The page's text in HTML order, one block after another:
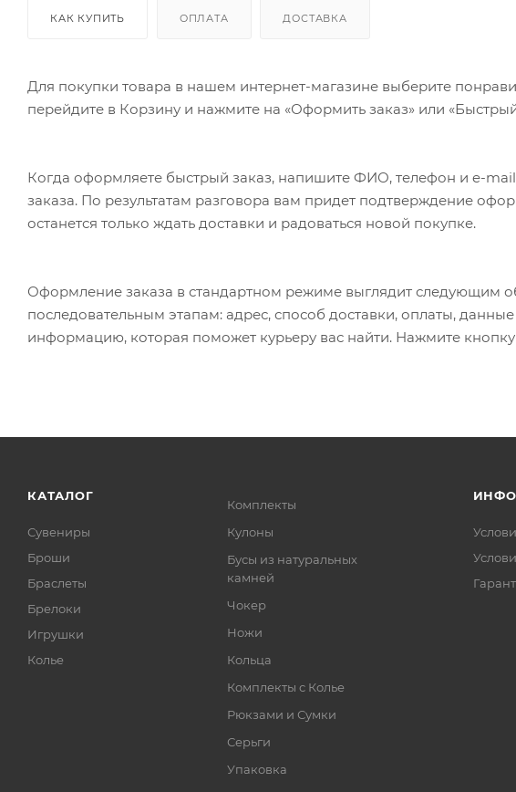
КАК КУПИТЬ ОПЛАТА ДОСТАВКА
Для покупки товара в нашем интернет-магазине выберите
перейдите в Корзину и нажмите на «Оформить заказ» или «Быстрый
Когда оформляете быстрый заказ, напишите ФИО, телефон и e-
заказа. По результатам разговора вам придет подтверждение
останется только ждать доставки и радоваться новой покупке.
Оформление заказа в стандартном режиме выглядит следующим
последовательным этапам: адрес, способ доставки, оплаты,
информацию, которая поможет курьеру вас найти. Нажмите
КАТАЛОГ
Сувениры
Броши
Браслеты
Брелоки
Игрушки
Колье
Комплекты
Кулоны
Бусы из натуральных
камней
Чокер
Ножи
Кольца
Комплекты с Колье
Рюкзами и Сумки
Серьги
Упаковка